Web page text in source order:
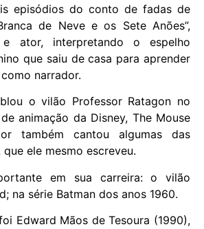
episódios do conto de fadas de
de Neve e os Sete Anões”,
ator, interpretando o espelho
que saiu de casa para aprender
narrador.
o vilão Professor Ratagon no
animação da Disney, The Mouse
também cantou algumas das
ele mesmo escreveu.
em sua carreira: o vilão
na série Batman dos anos 1960.
Edward Mãos de Tesoura (1990),